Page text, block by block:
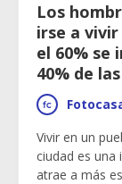
Los
irse a
el 60% se
40% de
Vivir en un
ciudad es una
atrae a más